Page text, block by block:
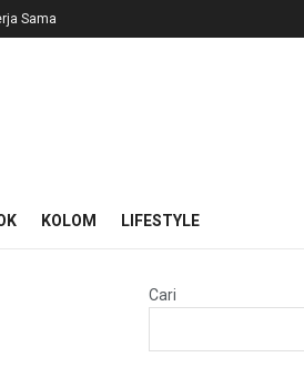
Sama
KOLOM LIFESTYLE
Cari